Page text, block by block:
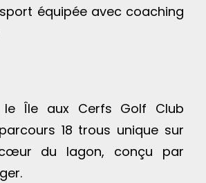
équipée avec coaching
leÎle aux Cerfs Golf Club
18 trous unique sur
du lagon, conçu par